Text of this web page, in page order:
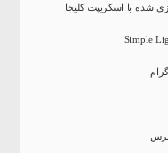
شده با اسکریپت کلیجا